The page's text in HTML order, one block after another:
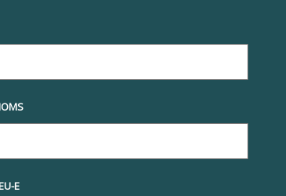
RSE.Pime 2021-2022 Unió Empresarial
2022
de l’Anoia |
2022
E